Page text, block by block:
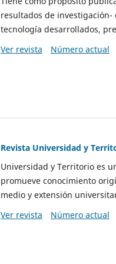
resultados de investigación-
tecnología desarrollados,
Ver revista
Número actual
Revista Universidad y
Universidad y Territorio es
promueve conocimiento
medio y extensión
Ver revista
Número actual